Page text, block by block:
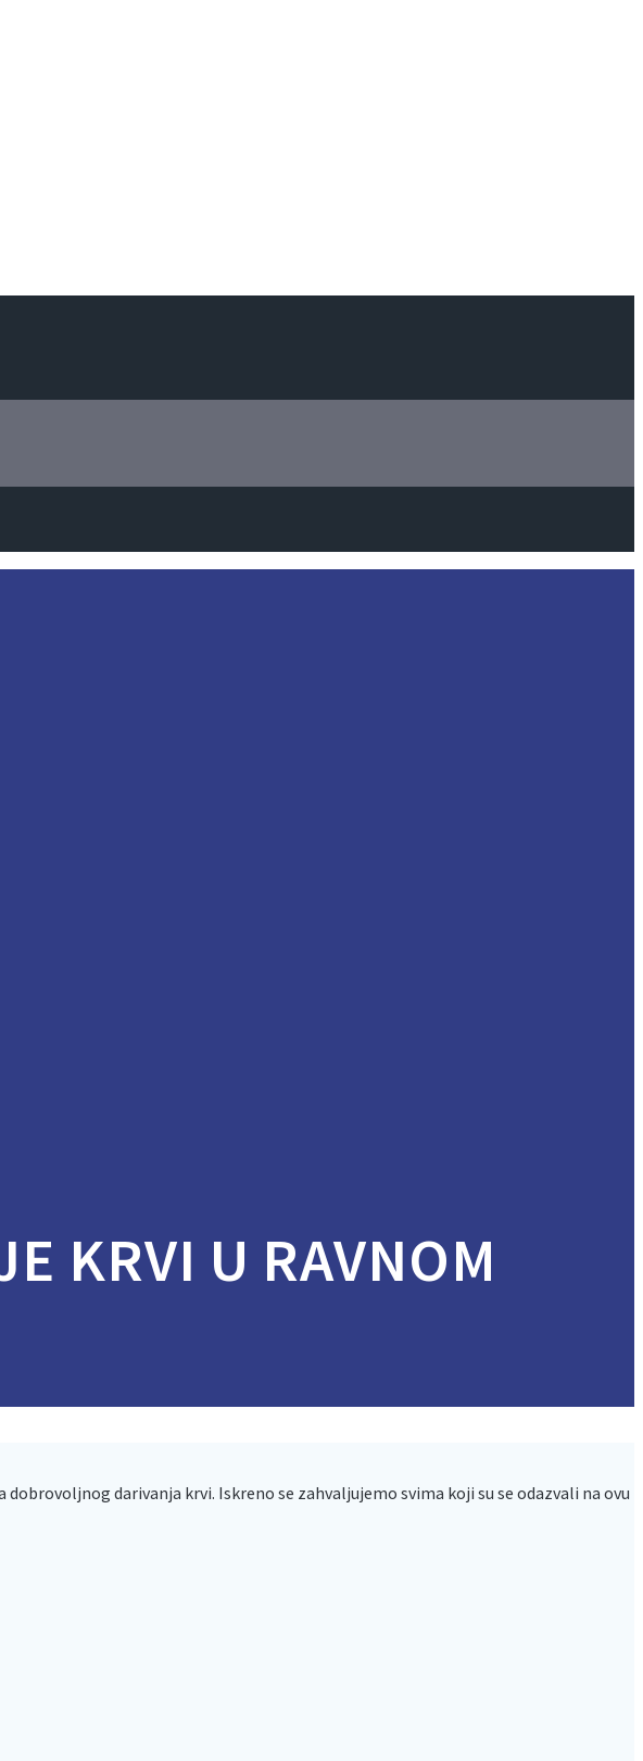
KRVI U RAVNOM
darivanja krvi. Iskreno se zahvaljujemo svima koji su se odazvali na ovu